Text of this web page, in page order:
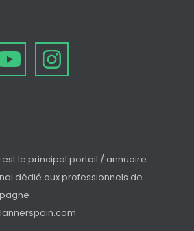
est le principal portail / annuaire
dédié aux professionnels de